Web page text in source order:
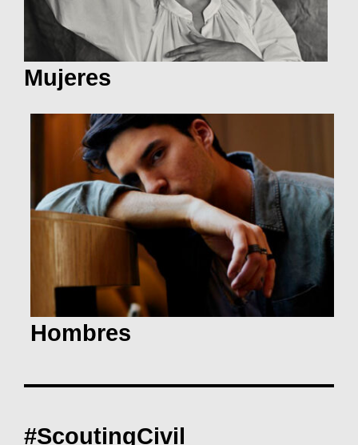
Mujeres
Hombres
#ScoutingCivil